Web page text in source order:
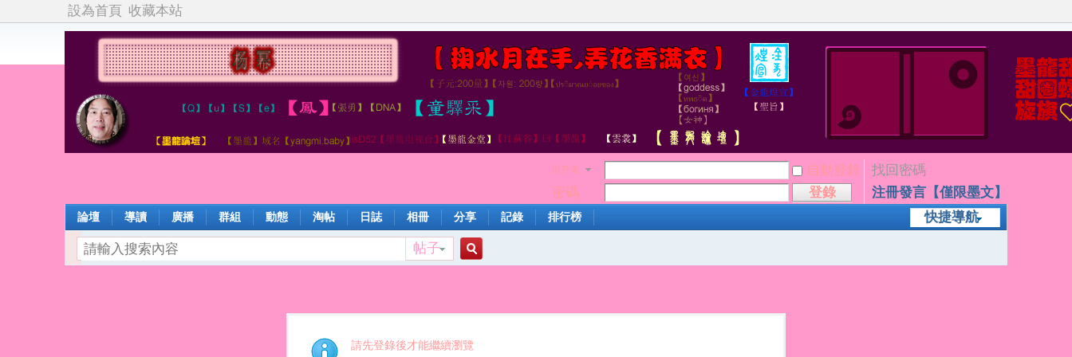
設為首頁 收藏本站
用戶名 自動登錄
找回密碼
密碼
登錄
注冊發言【僅限墨文】
快捷導航
論壇 導讀 廣播 群組 動態 淘帖 日誌 相冊 分享 記錄 排行榜
帖子
索
請先登錄後才能繼續瀏覽